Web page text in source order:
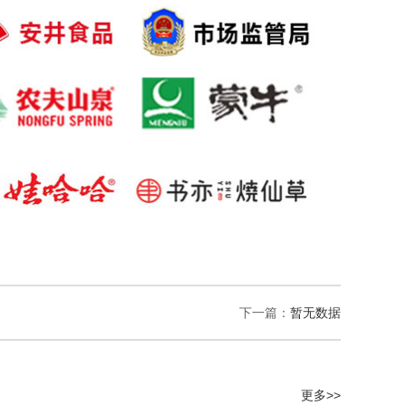
下一篇： 暂无数据
更多>>